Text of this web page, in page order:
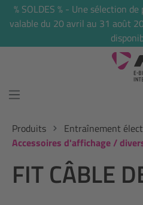
principal
% SOLDES % - Une sélection
valable du 20 avril au 31 août
Produits
Entraînement
Accessoires d'affichage /
FIT CÂBLE